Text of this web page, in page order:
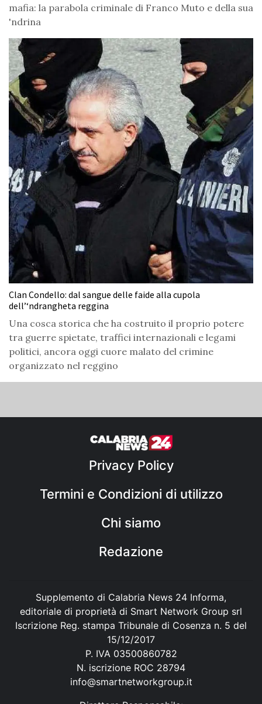
mafia: la parabola criminale di Franco Muto e della sua
'ndrina
Clan Condello: dal sangue delle faide alla cupola
dell’‘ndrangheta reggina
Una cosca storica che ha costruito il proprio potere
tra guerre spietate, traffici internazionali e legami
politici, ancora oggi cuore malato del crimine
organizzato nel reggino
Privacy Policy
Termini e Condizioni di utilizzo
Chi siamo
Redazione
Supplemento di Calabria News 24 Informa,
editoriale di proprietà di Smart Network Group srl
Iscrizione Reg. stampa Tribunale di Cosenza n. 5 del
15/12/2017
P. IVA 03500860782
N. iscrizione ROC 28794
info@smartnetworkgroup.it